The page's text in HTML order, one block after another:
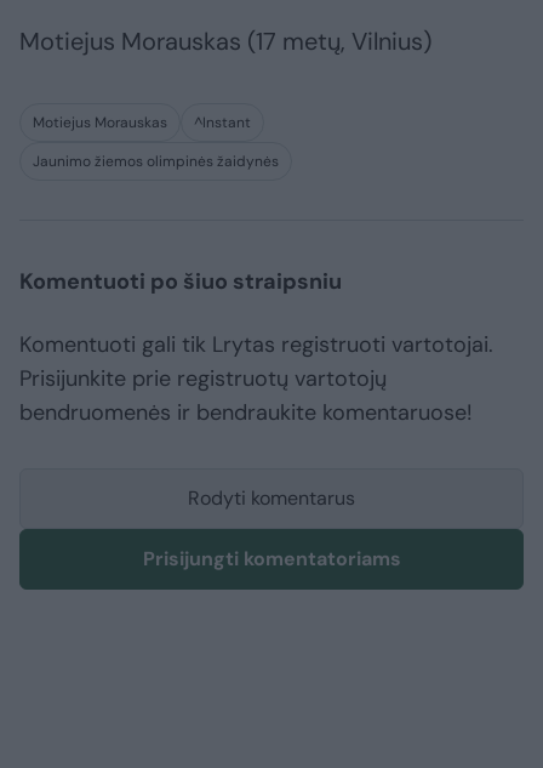
Motiejus Morauskas (17 metų, Vilnius)
Motiejus Morauskas
^Instant
Jaunimo žiemos olimpinės žaidynės
Komentuoti po šiuo straipsniu
Komentuoti gali tik Lrytas registruoti vartotojai.
Prisijunkite prie registruotų vartotojų
bendruomenės ir bendraukite komentaruose!
Rodyti komentarus
Prisijungti komentatoriams